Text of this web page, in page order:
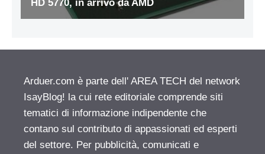
Arduer.com è parte dell' AREA TECH del network
IsayBlog! la cui rete editoriale comprende siti
tematici di informazione indipendente che
contano sul contributo di appassionati ed esperti
del settore. Per pubblicità, comunicati e